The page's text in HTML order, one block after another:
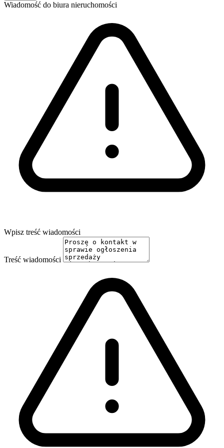
Wiadomość do biura nieruchomości
Wpisz treść wiadomości
Treść wiadomości